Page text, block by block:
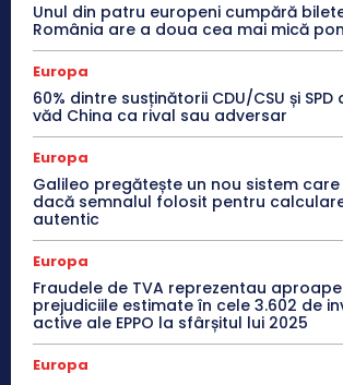
Unul din patru europeni cumpără
România are a doua cea mai mică
Europa
60% dintre susținătorii CDU/CSU și
văd China ca rival sau adversar
Europa
Galileo pregătește un nou sistem
dacă semnalul folosit pentru
autentic
Europa
Fraudele de TVA reprezentau aproape
prejudiciile estimate în cele 3.602 de
active ale EPPO la sfârșitul lui 2025
Europa